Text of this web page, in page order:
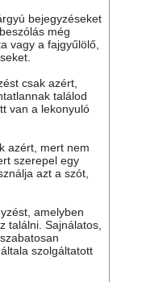
bejegyzéseket
még
vagy a fajgyűlölő,
csak azért,
találod
van a lekonyuló
azért, mert nem
szerepel egy
azt a szót,
amelyben
találni. Sajnálatos,
szolgáltatott